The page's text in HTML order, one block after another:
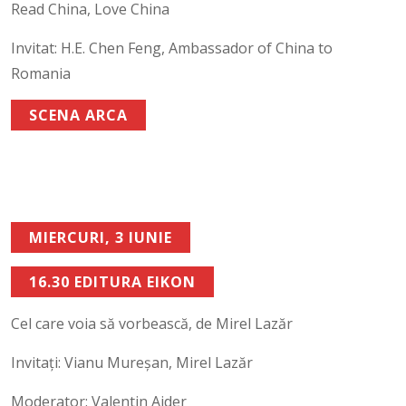
Read China, Love China
Invitat: H.E. Chen Feng, Ambassador of China to
Romania
SCENA ARCA
MIERCURI, 3 IUNIE
16.30 EDITURA EIKON
Cel care voia să vorbească, de Mirel Lazăr
Invitați: Vianu Mureșan, Mirel Lazăr
Moderator: Valentin Ajder